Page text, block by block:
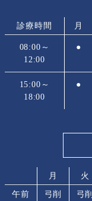
診療時間 月
08:00～
12:00
●
15:00～
18:00
●
月 火
午前
弓削
弓削